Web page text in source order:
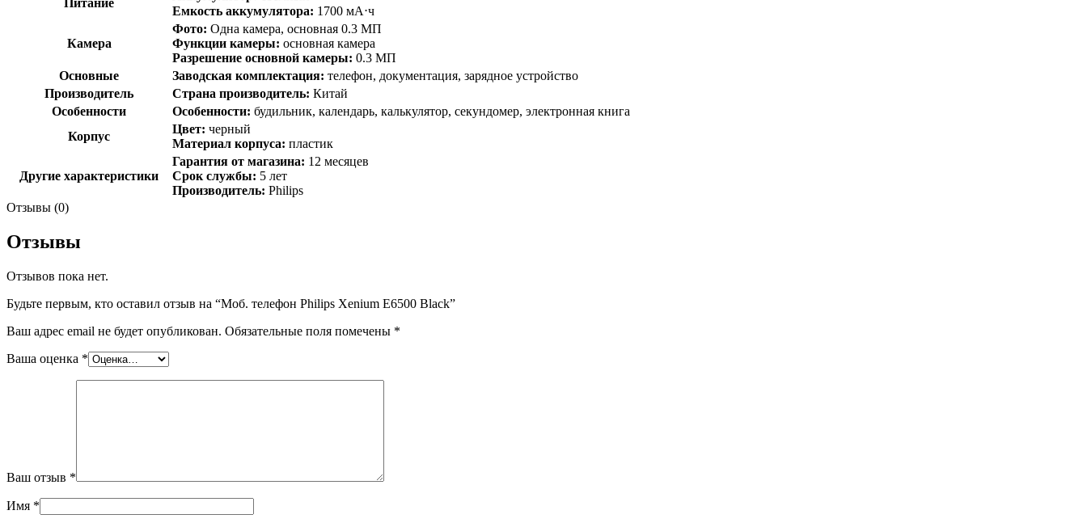
Емкость аккумулятора: 1700 мА⋅ч
Камера
Фото: Одна камера, основная 0.3 МП
Функции камеры: основная камера
Разрешение основной камеры: 0.3 МП
Основные
Заводская комплектация: телефон, документация, зарядное устройство
Производитель
Страна производитель: Китай
Особенности
Особенности: будильник, календарь, калькулятор, секундомер, электронная книга
Корпус
Цвет: черный
Материал корпуса: пластик
Другие характеристики
Гарантия от магазина: 12 месяцев
Срок службы: 5 лет
Производитель: Philips
Отзывы (0)
Отзывы
Отзывов пока нет.
Будьте первым, кто оставил отзыв на “Моб. телефон Philips Xenium E6500 Black”
Ваш адрес email не будет опубликован. Обязательные поля помечены *
Ваша оценка *
Ваш отзыв *
Имя *